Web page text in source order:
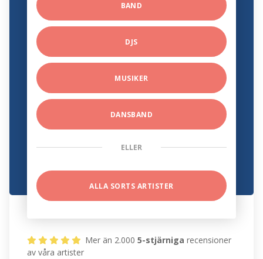
BAND
DJS
MUSIKER
DANSBAND
ELLER
ALLA SORTS ARTISTER
Mer än 2.0005-stjärniga recensioner
av våra artister